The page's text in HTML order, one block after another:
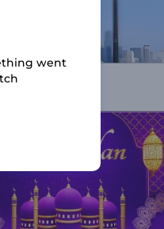
YouTube
went